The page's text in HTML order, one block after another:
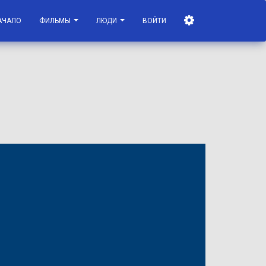
ФИЛЬМЫ ЛЮДИ ВОЙТИ